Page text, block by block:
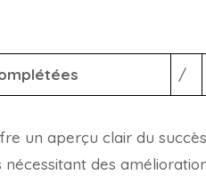
/
un aperçu clair du
des